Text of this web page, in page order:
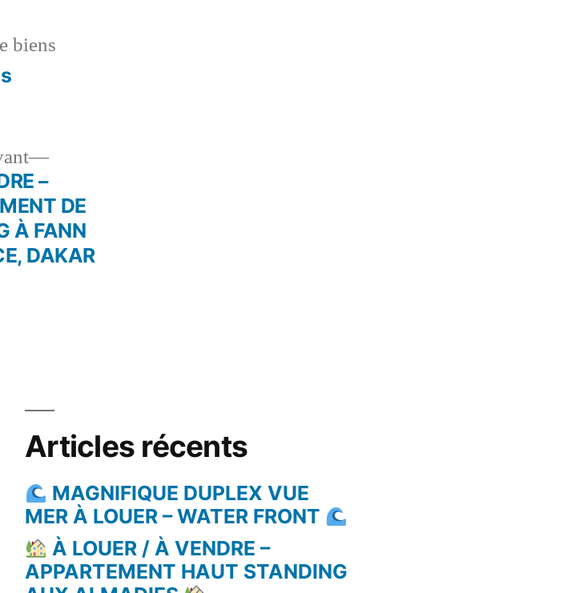
biens
Article
suivant :
–
DE
À FANN
DAKAR
Articles récents
MAGNIFIQUE DUPLEX VUE
MER À LOUER – WATER FRONT
À LOUER / À VENDRE –
APPARTEMENT HAUT STANDING